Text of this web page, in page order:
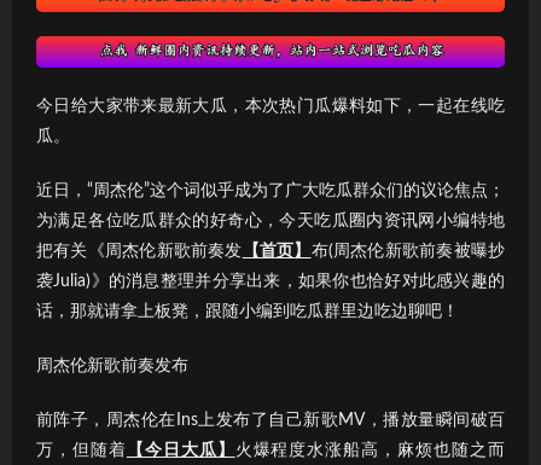
今日给大家带来最新大瓜，本次热门瓜爆料如下，一起在线吃
瓜。
近日，“周杰伦”这个词似乎成为了广大吃瓜群众们的议论焦点；
为满足各位吃瓜群众的好奇心，今天吃瓜圈内资讯网小编特地
把有关《周杰伦新歌前奏发 【首页】 布(周杰伦新歌前奏被曝抄
袭Julia)》的消息整理并分享出来，如果你也恰好对此感兴趣的
话，那就请拿上板凳，跟随小编到吃瓜群里边吃边聊吧！
周杰伦新歌前奏发布
前阵子，周杰伦在Ins上发布了自己新歌MV，播放量瞬间破百
万，但随着 【今日大瓜】
火爆程度水涨船高，麻烦也随之而